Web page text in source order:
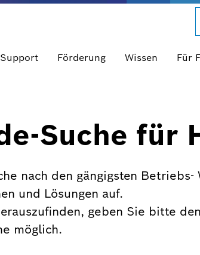
Förderung Wissen Für
Suche für
nach den gängigsten
und Lösungen auf.
geben Sie bitte
möglich.